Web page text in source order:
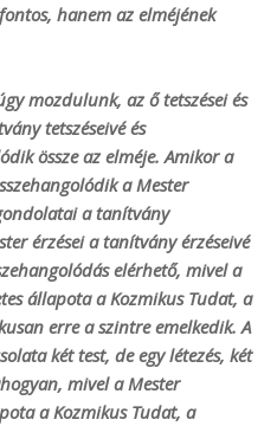
hanem az elméjének
mozdulunk, az ő tetszései és
tetszéseivé és
össze az elméje. Amikor a
a Mester
a tanítvány
érzései a tanítvány érzéseivé
elérhető, mivel a
állapota a Kozmikus Tudat, a
erre a szintre emelkedik. A
két test, de egy létezés, két
mivel a Mester
a Kozmikus Tudat, a